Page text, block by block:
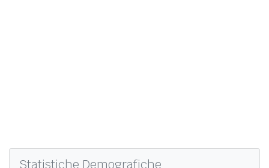
Statistiche Demografiche